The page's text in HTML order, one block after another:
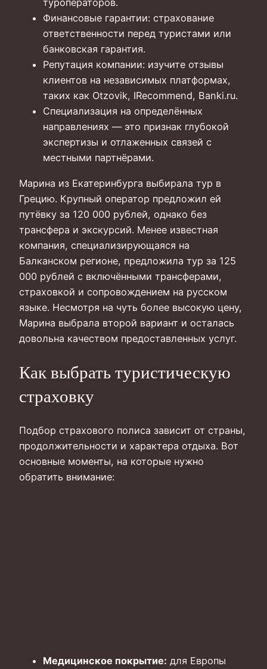
туроператоров.
Финансовые гарантии: страхование
ответственности перед туристами или
банковская гарантия.
Репутация компании: изучите отзывы
клиентов на независимых платформах,
таких как Otzovik, IRecommend, Banki.ru.
Специализация на определённых
направлениях — это признак глубокой
экспертизы и отлаженных связей с
местными партнёрами.
Марина из Екатеринбурга выбирала тур в
Грецию. Крупный оператор предложил ей
путёвку за 120 000 рублей, однако без
трансфера и экскурсий. Менее известная
компания, специализирующаяся на
Балканском регионе, предложила тур за 125
000 рублей с включёнными трансферами,
страховкой и сопровождением на русском
языке. Несмотря на чуть более высокую цену,
Марина выбрала второй вариант и осталась
довольна качеством предоставленных услуг.
Как выбрать туристическую
страховку
Подбор страхового полиса зависит от страны,
продолжительности и характера отдыха. Вот
основные моменты, на которые нужно
обратить внимание:
Медицинское покрытие: для Европы